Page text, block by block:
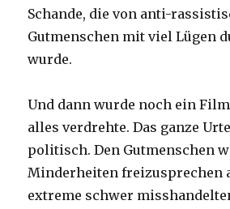
Schande, die von anti-
Gutmenschen mit viel Lügen
wurde.
Und dann wurde noch ein
alles verdrehte. Das ganze
politisch. Den Gutmenschen
Minderheiten freizusprechen
extreme schwer